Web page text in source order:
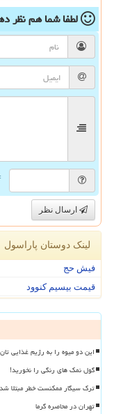
لطفا شما همنظر
=
ارسال نظر
لینک دوستان پاراسول
فیش حج
قیمت بیسیم کنوود
این دو میوه را به رژیم غذایی
گول نمک های رنگی را نخورید!
ترک سیگار ممکنست خطر مبتلا
تهران در محاصره گرما